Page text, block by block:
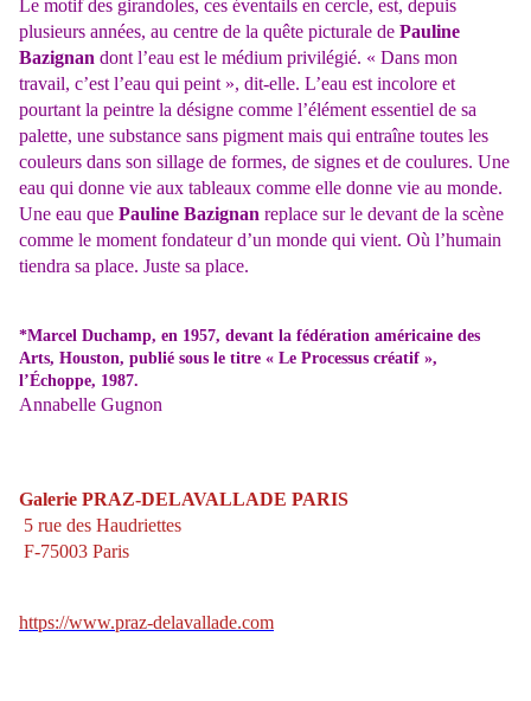
Le motif des girandoles, ces éventails en cercle, est, depuis
plusieurs années, au centre de la quête picturale de Pauline
Bazignan dont l’eau est le médium privilégié. « Dans mon
travail, c’est l’eau qui peint », dit-elle. L’eau est incolore et
pourtant la peintre la désigne comme l’élément essentiel de sa
palette, une substance sans pigment mais qui entraîne toutes les
couleurs dans son sillage de formes, de signes et de coulures. Une
eau qui donne vie aux tableaux comme elle donne vie au monde.
Une eau que Pauline Bazignan replace sur le devant de la scène
comme le moment fondateur d’un monde qui vient. Où l’humain
tiendra sa place. Juste sa place.
*Marcel Duchamp, en 1957, devant la fédération américaine des
Arts, Houston, publié sous le titre « Le Processus créatif »,
l’Échoppe, 1987.
Annabelle Gugnon
Galerie PRAZ-DELAVALLADE PARIS
5 rue des Haudriettes
F-75003 Paris
https://www.praz-delavallade.com